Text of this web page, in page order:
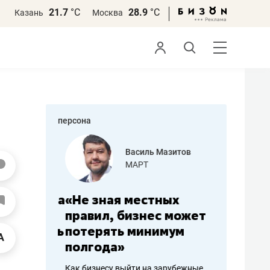
Казань 21.7 °С Москва 28.9 °С
персона
работа
Василь Мазитов
МАРТ
«Не зная местных
правил, бизнес может
потерять минимум
полгода»